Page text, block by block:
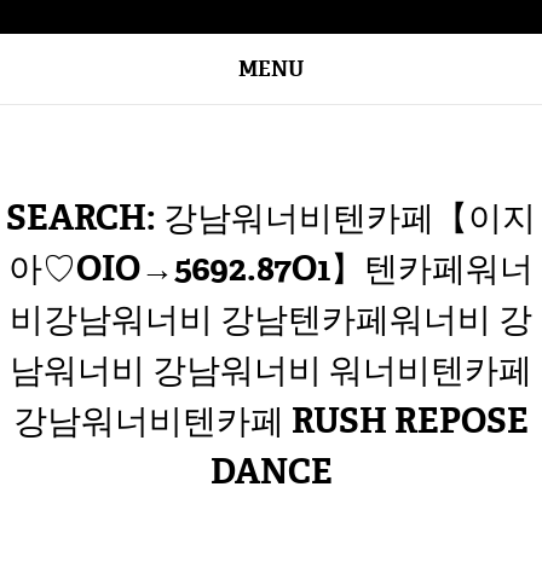
MENU
SEARCH: 강남워너비텐카페【이지
아♡OIO→5692.87O1】텐카페워너
비강남워너비 강남텐카페워너비 강
남워너비 강남워너비 워너비텐카페
강남워너비텐카페 RUSH REPOSE
DANCE